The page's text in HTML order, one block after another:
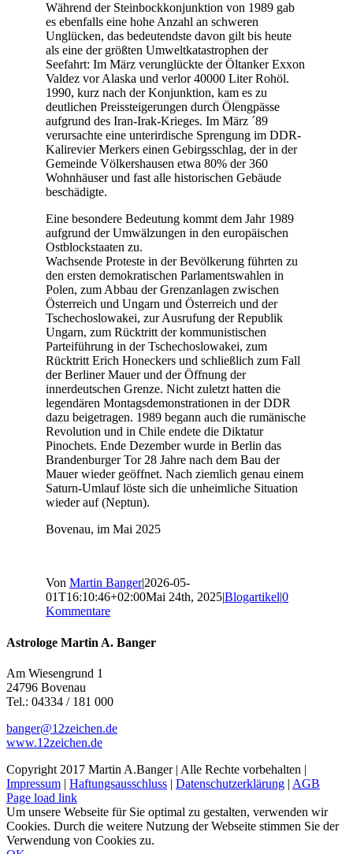
Während der Steinbockkonjunktion von 1989 gab
es ebenfalls eine hohe Anzahl an schweren
Unglücken, das bedeutendste davon gilt bis heute
als eine der größten Umweltkatastrophen der
Seefahrt: Im März verunglückte der Öltanker Exxon
Valdez vor Alaska und verlor 40000 Liter Rohöl.
1990, kurz nach der Konjunktion, kam es zu
deutlichen Preissteigerungen durch Ölengpässe
aufgrund des Iran-Irak-Krieges. Im März ´89
verursachte eine unterirdische Sprengung im DDR-
Kalirevier Merkers einen Gebirgsschlag, der in der
Gemeinde Völkershausen etwa 80% der 360
Wohnhäuser und fast alle historischen Gebäude
beschädigte.
Eine besondere Bedeutung kommt dem Jahr 1989
aufgrund der Umwälzungen in den europäischen
Ostblockstaaten zu.
Wachsende Proteste in der Bevölkerung führten zu
den ersten demokratischen Parlamentswahlen in
Polen, zum Abbau der Grenzanlagen zwischen
Österreich und Ungarn und Österreich und der
Tschechoslowakei, zur Ausrufung der Republik
Ungarn, zum Rücktritt der kommunistischen
Parteiführung in der Tschechoslowakei, zum
Rücktritt Erich Honeckers und schließlich zum Fall
der Berliner Mauer und der Öffnung der
innerdeutschen Grenze. Nicht zuletzt hatten die
legendären Montagsdemonstrationen in der DDR
dazu beigetragen. 1989 begann auch die rumänische
Revolution und in Chile endete die Diktatur
Pinochets. Ende Dezember wurde in Berlin das
Brandenburger Tor 28 Jahre nach dem Bau der
Mauer wieder geöffnet. Nach ziemlich genau einem
Saturn-Umlauf löste sich die unheimliche Situation
wieder auf (Neptun).
Bovenau, im Mai 2025
Von Martin Banger|2026-05-
01T16:10:46+02:00Mai 24th, 2025|Blogartikel|0
Kommentare
Astrologe Martin A. Banger
Am Wiesengrund 1
24796 Bovenau
Tel.: 04334 / 181 000
banger@12zeichen.de
www.12zeichen.de
Copyright 2017 Martin A.Banger | Alle Rechte vorbehalten |
Impressum | Haftungsausschluss | Datenschutzerklärung | AGB
Page load link
Um unsere Webseite für Sie optimal zu gestalten, verwenden wir
Cookies. Durch die weitere Nutzung der Webseite stimmen Sie der
Verwendung von Cookies zu.